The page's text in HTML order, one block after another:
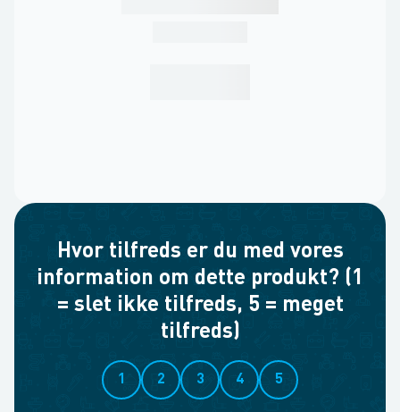
Hvor tilfreds er du med vores
information om dette produkt? (1
= slet ikke tilfreds, 5 = meget
tilfreds)
1 2 3 4 5